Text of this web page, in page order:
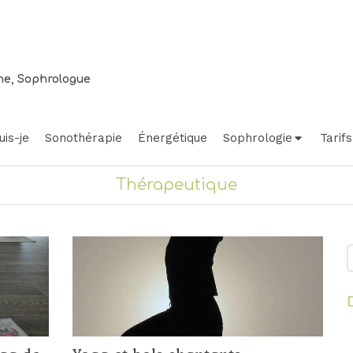
Sophrologue
je Sonothérapie Énergétique Sophrologie Tarifs
Thérapeutique
Relaxation